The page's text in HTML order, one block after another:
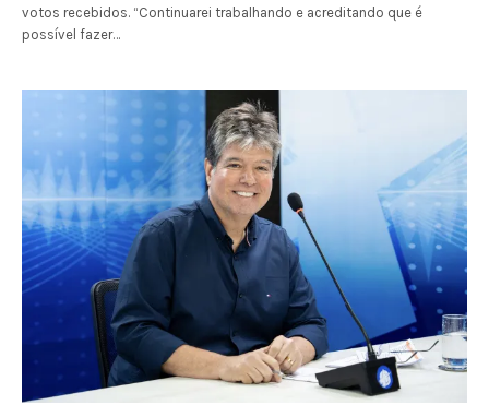
votos recebidos. “Continuarei trabalhando e acreditando que é
possível fazer…